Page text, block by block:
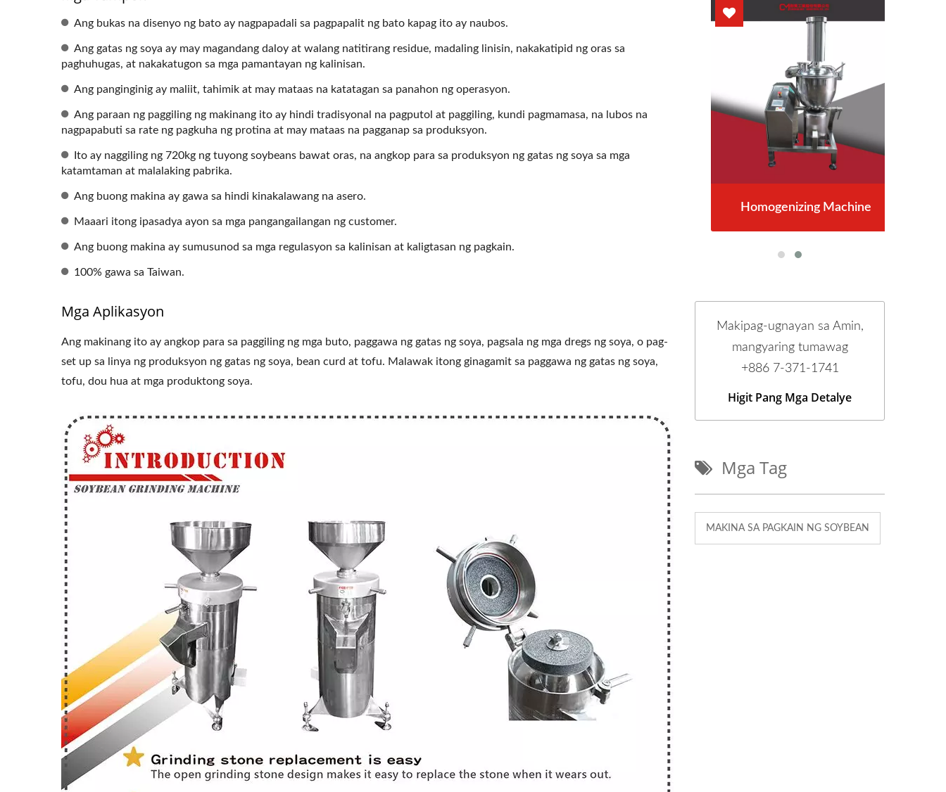
Ang bukas na disenyo ng bato ay nagpapadali sa pagpapalit ng bato kapag ito ay naubos.
Ang gatas ng soya ay may magandang daloy at walang natitirang residue, madaling linisin, nakakatipid ng oras sa
paghuhugas, at nakakatugon sa mga pamantayan ng kalinisan.
Ang panginginig ay maliit, tahimik at may mataas na katatagan sa panahon ng operasyon.
Ang paraan ng paggiling ng makinang ito ay hindi tradisyonal na pagputol at paggiling, kundi pagmamasa, na lubos na
nagpapabuti sa rate ng pagkuha ng protina at may mataas na pagganap sa produksyon.
Ito ay naggiling ng 720kg ng tuyong soybeans bawat oras, na angkop para sa produksyon ng gatas ng soya sa mga
katamtaman at malalaking pabrika.
Ang buong makina ay gawa sa hindi kinakalawang na asero.
Maaari itong ipasadya ayon sa mga pangangailangan ng customer.
Ang buong makina ay sumusunod sa mga regulasyon sa kalinisan at kaligtasan ng pagkain.
100% gawa sa Taiwan.
Mga Aplikasyon
Ang makinang ito ay angkop para sa paggiling ng mga buto, paggawa ng gatas ng soya, pagsala ng mga dregs ng soya, o pag-
set up sa linya ng produksyon ng gatas ng soya, bean curd at tofu. Malawak itong ginagamit sa paggawa ng gatas ng soya,
tofu, dou hua at mga produktong soya.
Homogenizing Machine
Makipag-ugnayan sa Amin,
mangyaring tumawag
+886 7-371-1741
Higit Pang Mga Detalye
Mga Tag
MAKINA SA PAGKAIN NG SOYBEAN